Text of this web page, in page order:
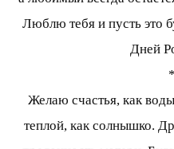
Люблю тебя и пусть это
Дней
Желаю счастья, как
теплой, как солнышко.